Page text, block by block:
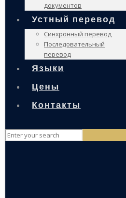
документов
Устный перевод
Синхронный перевод
Последовательный
перевод
Языки
Цены
Контакты